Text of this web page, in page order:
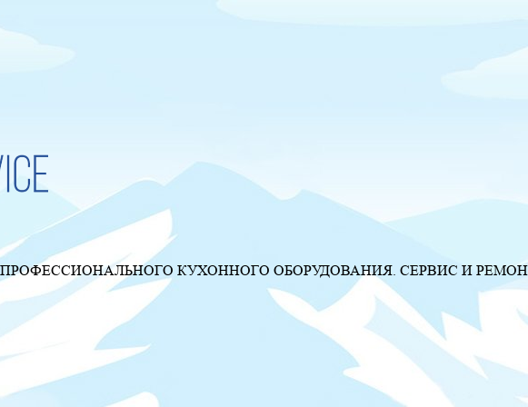
КУХОННОГО ОБОРУДОВАНИЯ. СЕРВИС И